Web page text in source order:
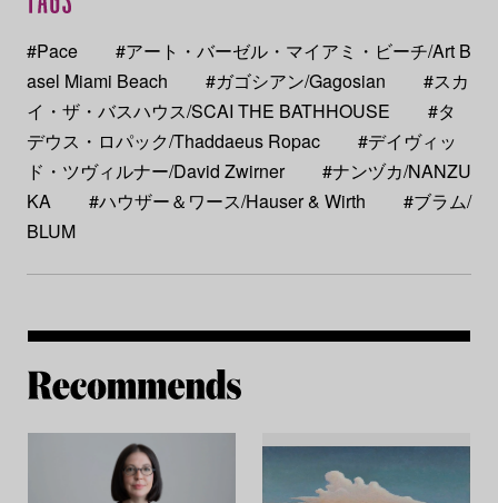
#Pace
#アート・バーゼル・マイアミ・ビーチ/Art B
asel Miami Beach
#ガゴシアン/Gagosian
#スカ
イ・ザ・バスハウス/SCAI THE BATHHOUSE
#タ
デウス・ロパック/Thaddaeus Ropac
#デイヴィッ
ド・ツヴィルナー/David Zwirner
#ナンヅカ/NANZU
KA
#ハウザー＆ワース/Hauser & Wirth
#ブラム/
BLUM